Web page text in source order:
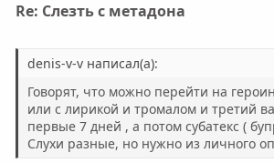
Re: Слезть с метадона
denis-v-v написал(а):
Говорят, что можно перейти на
или с лирикой и тромалом и третий
первые 7 дней , а потом субатекс (
Слухи разные, но нужно из личного